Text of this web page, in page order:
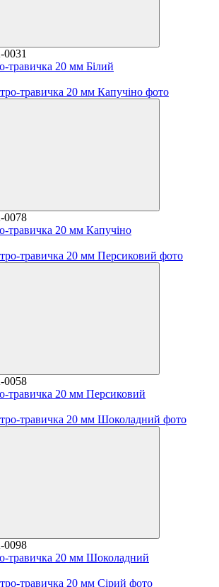
травичка 20 мм Білий
0078
травичка 20 мм Капучіно
0058
травичка 20 мм Персиковий
0098
травичка 20 мм Шоколадний